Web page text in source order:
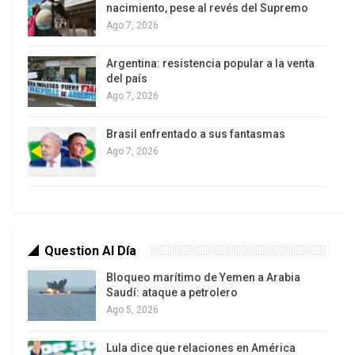
Las autoridades electorales dieron el triunfo a Keiko
Fujimori con el 50,13% de los votos
humanos-, 26 años después de la caída del
dictador Alberto Fujimori. La hija del fallecido
autócrata, quien fue condenado por crímenes de
lesa humanidad y corrupción, ha dicho que quiere
gobernar como lo hizo su padre. Un anuncio de
nacimiento, pese al revés del Supremo
Ago 7, 2026
Argentina: resistencia popular a la venta
del país
Ago 7, 2026
Brasil enfrentado a sus fantasmas
Ago 7, 2026
Question Al Día
Bloqueo marítimo de Yemen a Arabia
Saudí: ataque a petrolero
Ago 5, 2026
Lula dice que relaciones en América